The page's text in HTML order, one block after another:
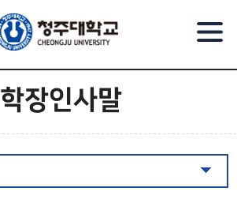
학장인사말